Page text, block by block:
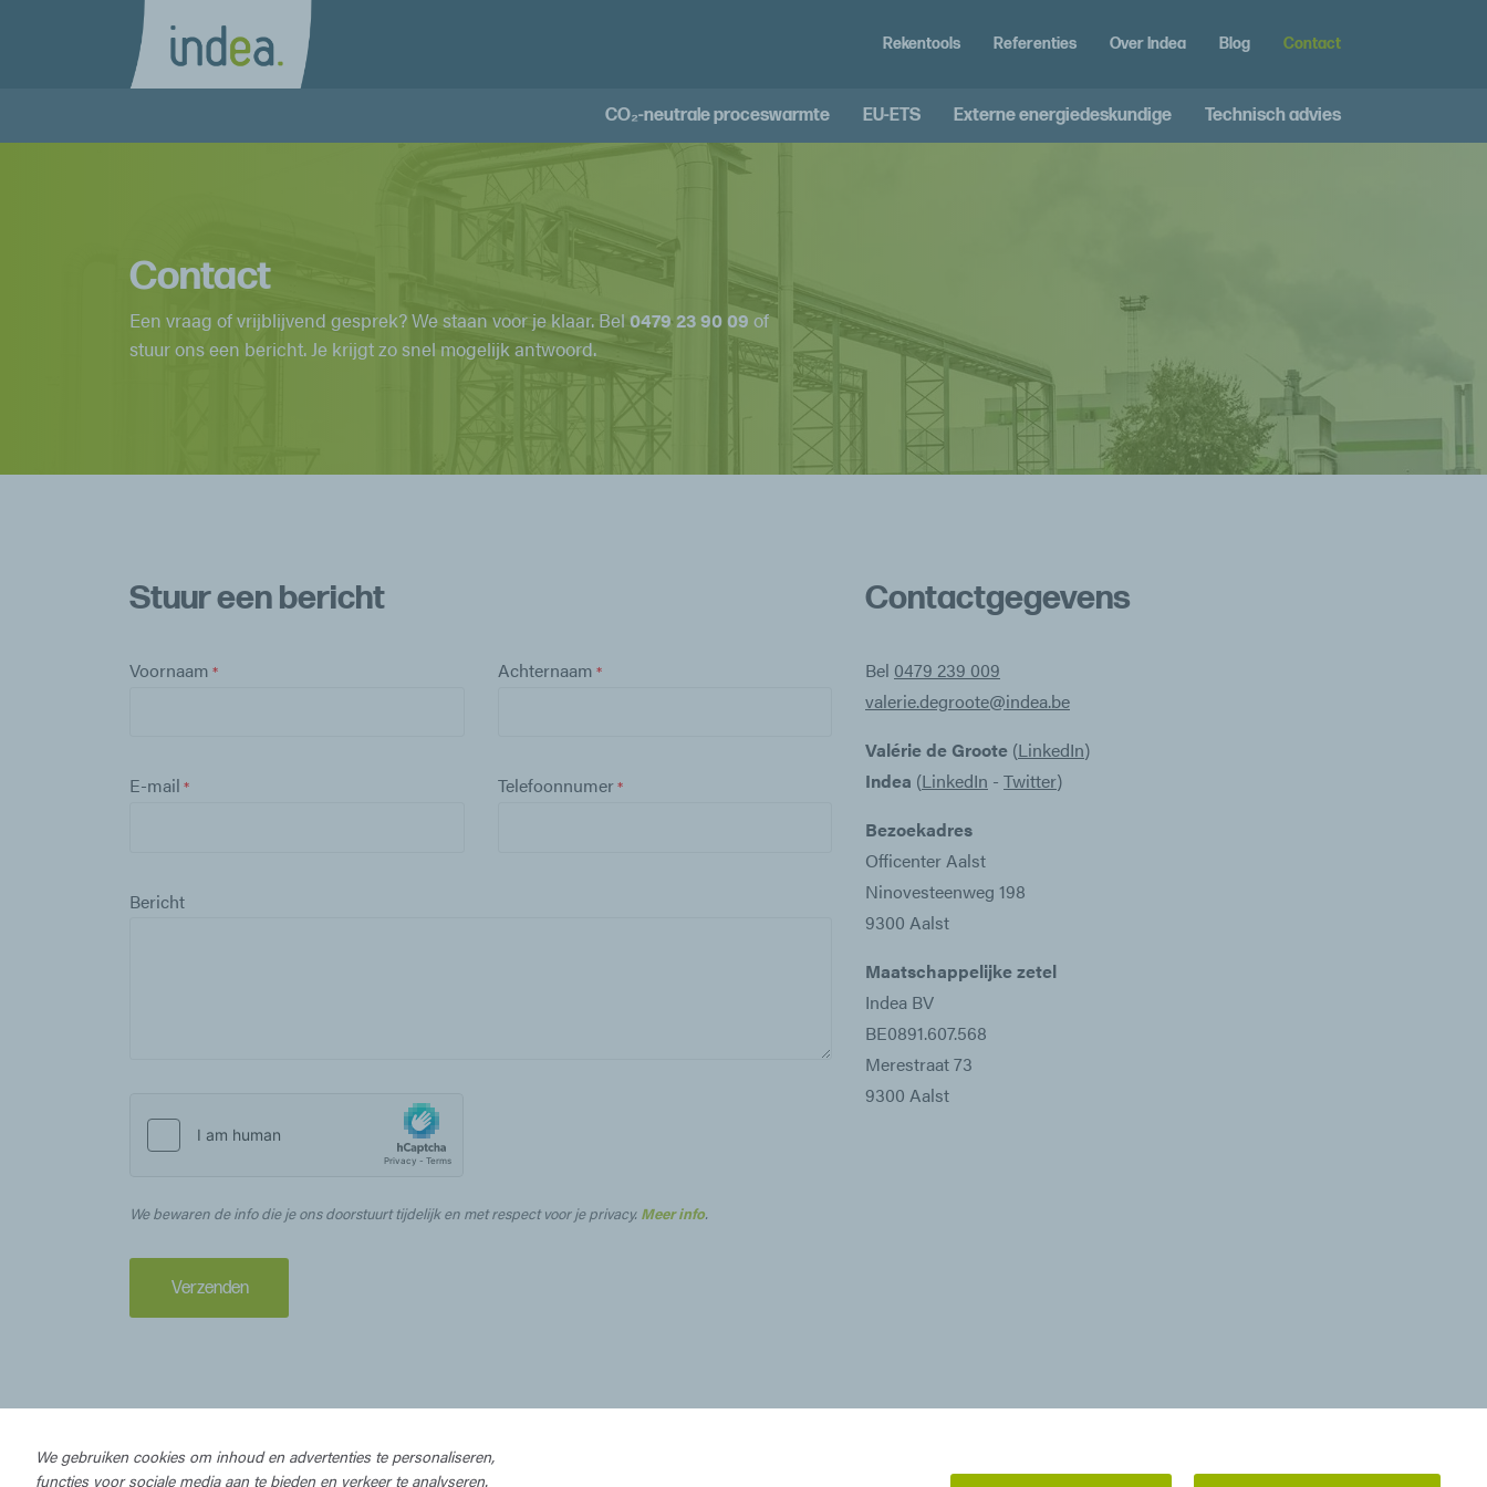
Rekentools Referenties Over Indea Blog Contact
CO₂-neutrale proceswarmte EU-ETS Externe energiedeskundige Technisch advies
Contact
Een vraag of vrijblijvend gesprek? We staan voor je klaar. Bel 0479 23 90 09 of
stuur ons een bericht. Je krijgt zo snel mogelijk antwoord.
Stuur een bericht
Voornaam Achternaam
E-mail Telefoonnumer
Bericht
We bewaren de info die je ons doorstuurt tijdelijk en met respect voor je privacy. Meer info.
Verzenden
Contactgegevens
Bel 0479 239 009
valerie.degroote@indea.be
Valérie de Groote (LinkedIn)
Indea (LinkedIn - Twitter)
Bezoekadres
Officenter Aalst
Ninovesteenweg 198
9300 Aalst
Maatschappelijke zetel
Indea BV
BE0891.607.568
Merestraat 73
9300 Aalst
We gebruiken cookies om inhoud en advertenties te personaliseren,
functies voor sociale media aan te bieden en verkeer te analyseren.